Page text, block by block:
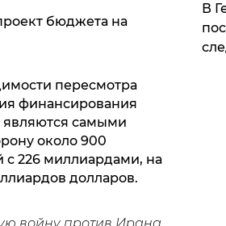
бюджета на
пересмотра
финансирования
самыми
около 900
с 226 миллиардами, на
долларов.
войну против Ирана,
​В